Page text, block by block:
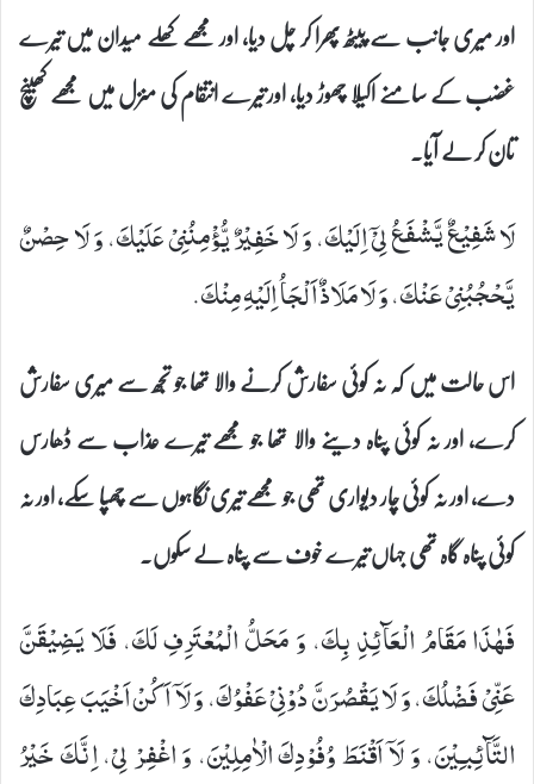
اور میری جانب سے پیٹھ پھرا کر چل دیا، اور مجھے کھلے میدان میں تیرے
غضب کے سامنے اکیلا چھوڑ دیا، اور تیرے انتقام کی منزل میں مجھے کھینچ
تان کر لے آیا۔
لَا شَفِیْعٌ یَّشْفَعُ لِیْۤ اِلَیْكَ، وَ لَا خَفِیْرٌ یُّؤْمِنُنِیْ عَلَیْكَ، وَ لَا حِصْنٌ
یَّحْجُبُنِیْ عَنْكَ، وَ لَا مَلَاذٌ اَلْجَاُ اِلَیْهِ مِنْكَ.
اس حالت میں کہ نہ کوئی سفارش کرنے والا تھا جو تجھ سے میری سفارش
کرے، اور نہ کوئی پناہ دینے والا تھا جو مجھے تیرے عذاب سے ڈھارس
دے، اور نہ کوئی چار دیواری تھی جو مجھے تیری نگاہوں سے چھپا سکے، اور نہ
کوئی پناہ گاہ تھی جہاں تیرے خوف سے پناہ لے سکوں۔
فَهٰذَا مَقَامُ الْعَآئِذِ بِكَ، وَ مَحَلُّ الْمُعْتَرِفِ لَكَ، فَلَا یَضِیْقَنَّ
عَنِّیْ فَضْلُكَ، وَ لَا یَقْصُرَنَّ دُوْنِیْ عَفْوُكَ، وَ لَاۤ اَكُنْ اَخْیَبَ عِبَادِكَ
التَّآئِبـِیْنَ، وَ لَاۤ اَقْنَطَ وُفُوْدِكَ الْاٰمِلِیْنَ، وَ اغْفِرْ لِیْ، اِنَّكَ خَیْرُ